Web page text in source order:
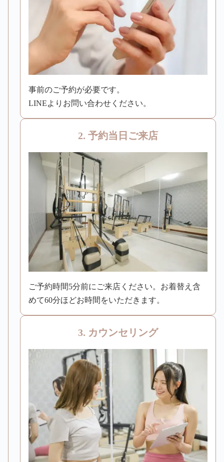
事前のご予約が必要です。
LINEよりお問い合わせください。
2. 予約当日ご来店
ご予約時間5分前にご来店ください。お着替え含
めて60分ほどお時間をいただきます。
3. カウンセリング